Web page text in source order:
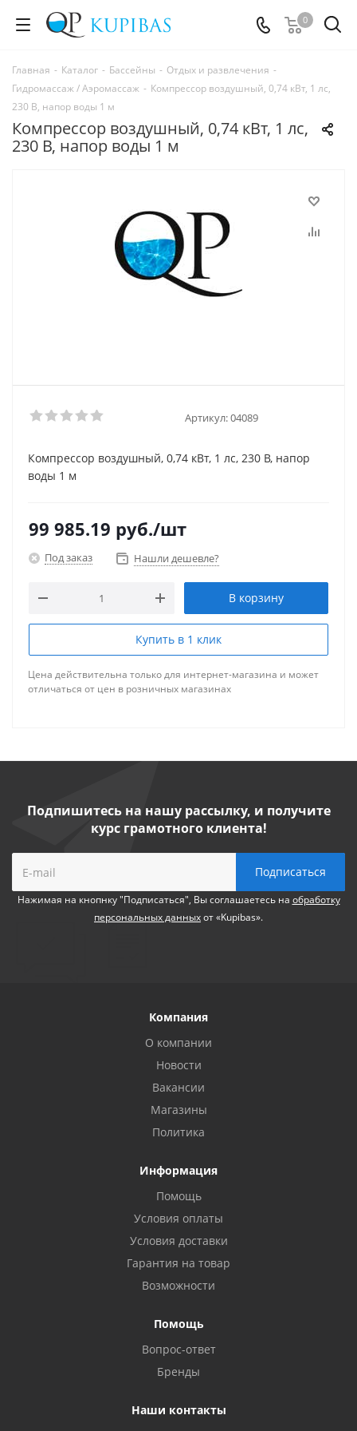
0
Главная - Каталог - Бассейны - Отдых и развлечения -
Гидромассаж / Аэромассаж - Компрессор воздушный, 0,74 кВт, 1 лс,
230 В, напор воды 1 м
Компрессор воздушный, 0,74 кВт, 1 лс,
230 В, напор воды 1 м
Артикул:04089
Компрессор воздушный, 0,74 кВт, 1 лс, 230 В, напор
воды 1 м
99 985.19 руб./шт
Под заказ Нашли дешевле?
В корзину
Купить в 1 клик
Цена действительна только для интернет-магазина и может
отличаться от цен в розничных магазинах
Подпишитесь на нашу рассылку, и получите
курс грамотного клиента!
Нажимая на кнопнку "Подписаться", Вы соглашаетесь на обработку
персональных данныхот «Kupibas».
Компания
О компании
Новости
Вакансии
Магазины
Политика
Информация
Помощь
Условия оплаты
Условия доставки
Гарантия на товар
Возможности
Помощь
Вопрос-ответ
Бренды
Наши контакты